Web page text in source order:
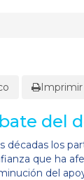
Imprimir
del
décadas los
que ha
del